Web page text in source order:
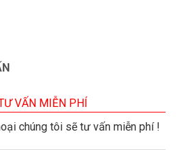
VẤN MIỄN PHÍ
chúng tôi sẽ tư vấn miễn phí !